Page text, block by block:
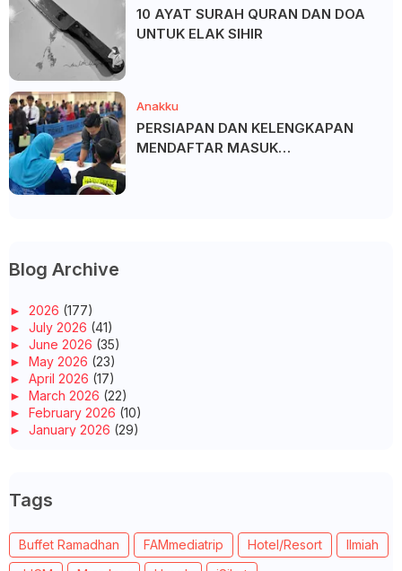
10 AYAT SURAH QURAN DAN DOA
UNTUK ELAK SIHIR
Anakku
PERSIAPAN DAN KELENGKAPAN
MENDAFTAR MASUK
Blog Archive
► 2026 (177)
► July 2026 (41)
► June 2026 (35)
► May 2026 (23)
► April 2026 (17)
► March 2026 (22)
► February 2026 (10)
► January 2026 (29)
►October 2025
September 2025
►August 2025(6)
►July 2025(20)
►June 2025(22)
Tags
Buffet Ramadhan FAMmediatrip Hotel/Resort
Ilmiah